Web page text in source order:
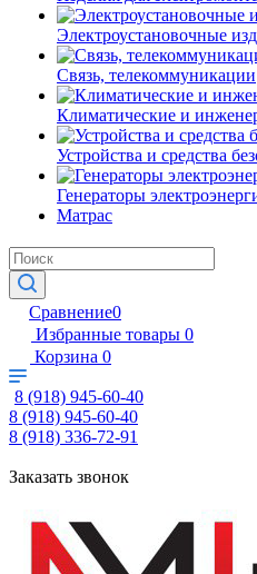
Электроустановочные
Связь, телекоммуникации
Климатические и
Устройства и средства
Генераторы
Матрас
Сравнение0
Избранные товары 0
Корзина 0
8 (918) 945-60-40
8 (918) 945-60-40
8 (918) 336-72-91
Заказать звонок